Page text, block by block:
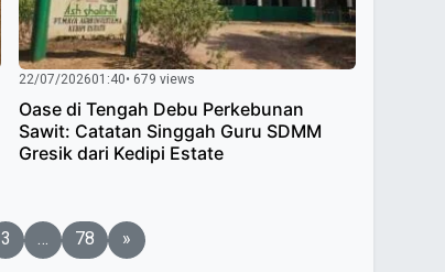
22/07/202601:40• 679 views
Oase di Tengah Debu Perkebunan
Sawit: Catatan Singgah Guru SDMM
Gresik dari Kedipi Estate
3 … 78 »